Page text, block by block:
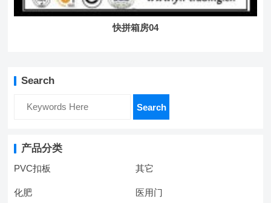
快拼箱房04
Search
Search
产品分类
PVC扣板 其它
化肥 医用门